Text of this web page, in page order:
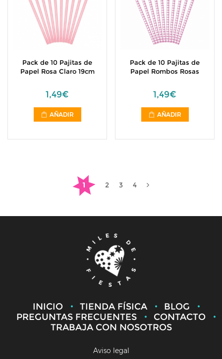
Pack de 10 Pajitas de
Papel Rosa Claro 19cm
1,49€
AÑADIR
Pack de 10 Pajitas de
Papel Rombos Rosas
1,49€
AÑADIR
1 2 3 4
INICIO TIENDA FÍSICA
BLOG
PREGUNTAS FRECUENTES
CONTACTO
TRABAJA CON NOSOTROS
Aviso legal